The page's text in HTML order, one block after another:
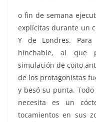
o fin de semana
explícitas durante un
Y de Londres.
hinchable, al que
simulación de coito
de los protagonistas
y besó su punta.
necesita es un
tocamientos en sus